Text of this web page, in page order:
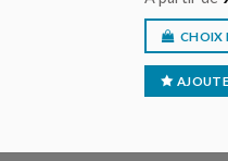
CHOIX